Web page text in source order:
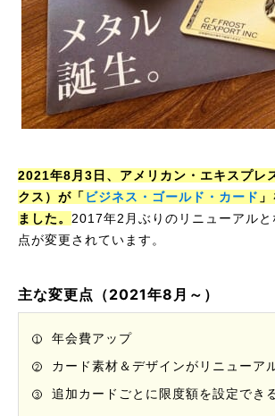
2021年8月3日、アメリカン・エキスプレ
クス）が「 ビジネス・ゴールド・カード
ました。 2017年2月ぶりのリニューアル
点が変更されています。
主な変更点（2021年8月～）
年会費アップ
カード素材＆デザインがリニューア
追加カードごとに限度額を設定でき